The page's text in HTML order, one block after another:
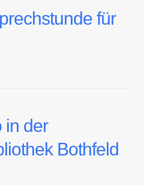
für
in der
Bothfeld